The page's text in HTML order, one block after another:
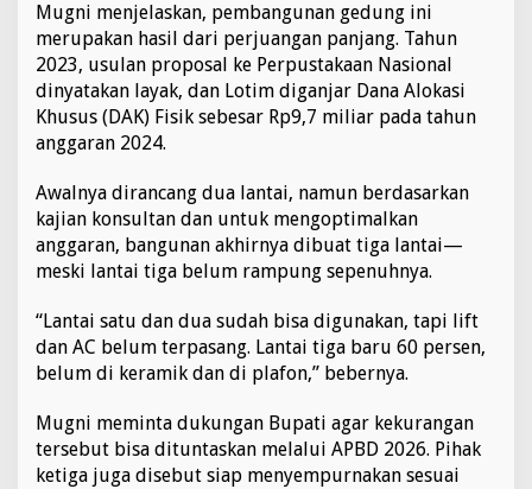
K
e
a
r
s
Mugni menjelaskan, pembangunan gedung ini
merupakan hasil dari perjuangan panjang. Tahun
2023, usulan proposal ke Perpustakaan Nasional
dinyatakan layak, dan Lotim diganjar Dana Alokasi
Khusus (DAK) Fisik sebesar Rp9,7 miliar pada tahun
anggaran 2024.
Awalnya dirancang dua lantai, namun berdasarkan
kajian konsultan dan untuk mengoptimalkan
anggaran, bangunan akhirnya dibuat tiga lantai—
meski lantai tiga belum rampung sepenuhnya.
“Lantai satu dan dua sudah bisa digunakan, tapi lift
dan AC belum terpasang. Lantai tiga baru 60 persen,
belum di keramik dan di plafon,” bebernya.
Mugni meminta dukungan Bupati agar kekurangan
tersebut bisa dituntaskan melalui APBD 2026. Pihak
ketiga juga disebut siap menyempurnakan sesuai